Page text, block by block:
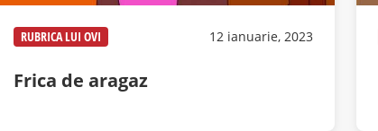
RUBRICA LUI OVI 12 ianuarie, 2023
Frica de aragaz